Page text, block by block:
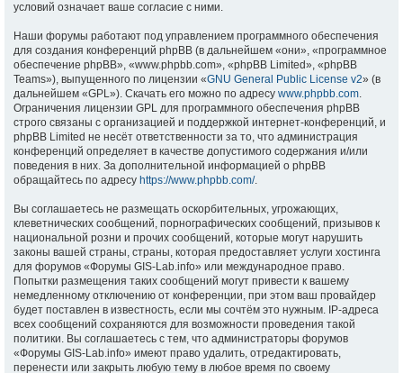
условий означает ваше согласие с ними.
Наши форумы работают под управлением программного обеспечения
для создания конференций phpBB (в дальнейшем «они», «программное
обеспечение phpBB», «www.phpbb.com», «phpBB Limited», «phpBB
Teams»), выпущенного по лицензии «GNU General Public License v2» (в
дальнейшем «GPL»). Скачать его можно по адресу www.phpbb.com.
Ограничения лицензии GPL для программного обеспечения phpBB
строго связаны с организацией и поддержкой интернет-конференций, и
phpBB Limited не несёт ответственности за то, что администрация
конференций определяет в качестве допустимого содержания и/или
поведения в них. За дополнительной информацией о phpBB
обращайтесь по адресу https://www.phpbb.com/.
Вы соглашаетесь не размещать оскорбительных, угрожающих,
клеветнических сообщений, порнографических сообщений, призывов к
национальной розни и прочих сообщений, которые могут нарушить
законы вашей страны, страны, которая предоставляет услуги хостинга
для форумов «Форумы GIS-Lab.info» или международное право.
Попытки размещения таких сообщений могут привести к вашему
немедленному отключению от конференции, при этом ваш провайдер
будет поставлен в известность, если мы сочтём это нужным. IP-адреса
всех сообщений сохраняются для возможности проведения такой
политики. Вы соглашаетесь с тем, что администраторы форумов
«Форумы GIS-Lab.info» имеют право удалить, отредактировать,
перенести или закрыть любую тему в любое время по своему